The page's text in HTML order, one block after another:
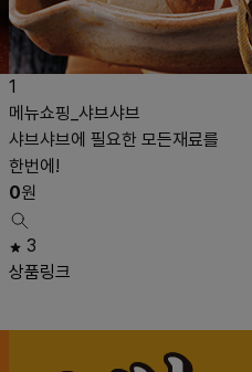
1
메뉴쇼핑_샤브샤브
샤브샤브에 필요한 모든재료를
한번에!
0원
3
상품링크